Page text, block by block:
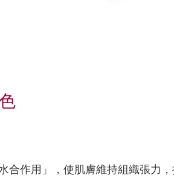
作用」，使肌膚維持組織張力